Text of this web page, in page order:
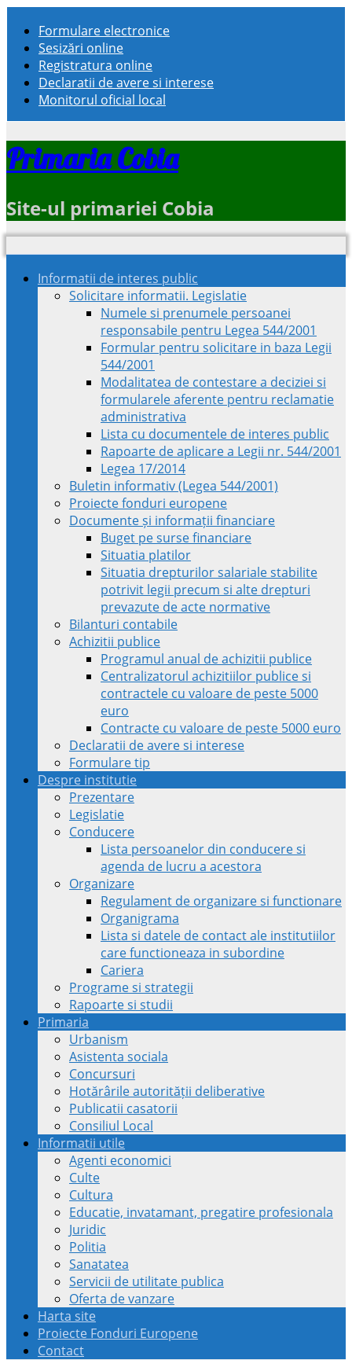
Formulare electronice
Sesizări online
Registratura online
Declaratii de avere si interese
Monitorul oficial local
Primaria Cobia
Site-ul primariei Cobia
Informatii de interes public
Solicitare informatii. Legislatie
Numele si prenumele persoanei
responsabile pentru Legea 544/2001
Formular pentru solicitare in baza Legii
544/2001
Modalitatea de contestare a deciziei si
formularele aferente pentru reclamatie
administrativa
Lista cu documentele de interes public
Rapoarte de aplicare a Legii nr. 544/2001
Legea 17/2014
Buletin informativ (Legea 544/2001)
Proiecte fonduri europene
Documente și informații financiare
Buget pe surse financiare
Situatia platilor
Situatia drepturilor salariale stabilite
potrivit legii precum si alte drepturi
prevazute de acte normative
Bilanturi contabile
Achizitii publice
Programul anual de achizitii publice
Centralizatorul achizitiilor publice si
contractele cu valoare de peste 5000
euro
Contracte cu valoare de peste 5000 euro
Declaratii de avere si interese
Formulare tip
Despre institutie
Prezentare
Legislatie
Conducere
Lista persoanelor din conducere si
agenda de lucru a acestora
Organizare
Regulament de organizare si functionare
Organigrama
Lista si datele de contact ale institutiilor
care functioneaza in subordine
Cariera
Programe si strategii
Rapoarte si studii
Primaria
Urbanism
Asistenta sociala
Concursuri
Hotărârile autorității deliberative
Publicatii casatorii
Consiliul Local
Informatii utile
Agenti economici
Culte
Cultura
Educatie, invatamant, pregatire profesionala
Juridic
Politia
Sanatatea
Servicii de utilitate publica
Oferta de vanzare
Harta site
Proiecte Fonduri Europene
Contact